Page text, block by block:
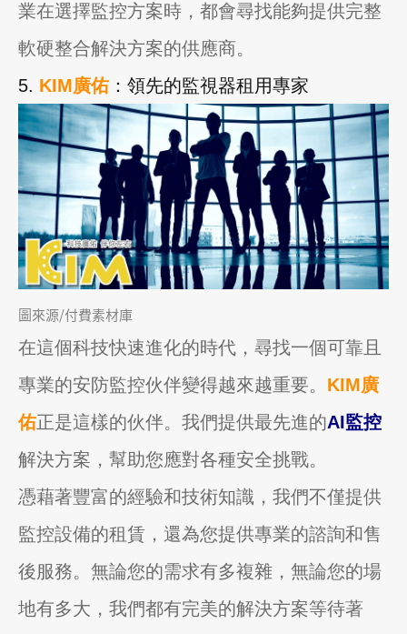
業在選擇監控方案時，都會尋找能夠提供完整
軟硬整合解決方案的供應商。
5. KIM廣佑：領先的監視器租用專家
圖來源/付費素材庫
在這個科技快速進化的時代，尋找一個可靠且
專業的安防監控伙伴變得越來越重要。 KIM廣
佑正是這樣的伙伴。我們提供最先進的AI監控
解決方案，幫助您應對各種安全挑戰。
憑藉著豐富的經驗和技術知識，我們不僅提供
監控設備的租賃，還為您提供專業的諮詢和售
後服務。無論您的需求有多複雜，無論您的場
地有多大，我們都有完美的解決方案等待著